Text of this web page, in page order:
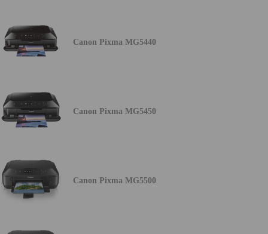
Canon Pixma MG5440
Canon Pixma MG5450
Canon Pixma MG5500